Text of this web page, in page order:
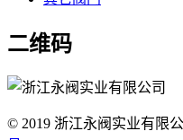
二维码
© 2019 浙江永阀实业有限